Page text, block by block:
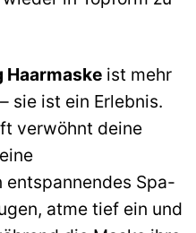
Haarmaske ist mehr
sie ist ein Erlebnis.
verwöhnt deine
Spa-
atme tief ein und